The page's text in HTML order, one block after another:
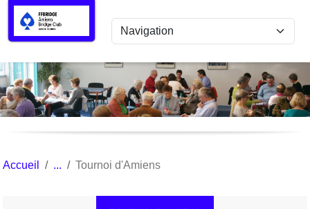
Accueil Tournoi d'Amiens
Panneau de gestion des cookies